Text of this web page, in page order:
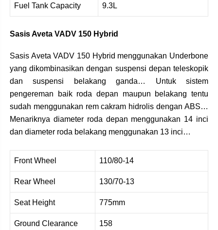
Fuel Tank Capacity 9.3L
Sasis Aveta VADV 150 Hybrid
Sasis Aveta VADV 150 Hybrid menggunakan Underbone
yang dikombinasikan dengan suspensi depan teleskopik
dan suspensi belakang ganda… Untuk sistem
pengereman baik roda depan maupun belakang tentu
sudah menggunakan rem cakram hidrolis dengan ABS…
Menariknya diameter roda depan menggunakan 14 inci
dan diameter roda belakang menggunakan 13 inci…
Front Wheel 110/80-14
Rear Wheel 130/70-13
Seat Height 775mm
Ground Clearance 158